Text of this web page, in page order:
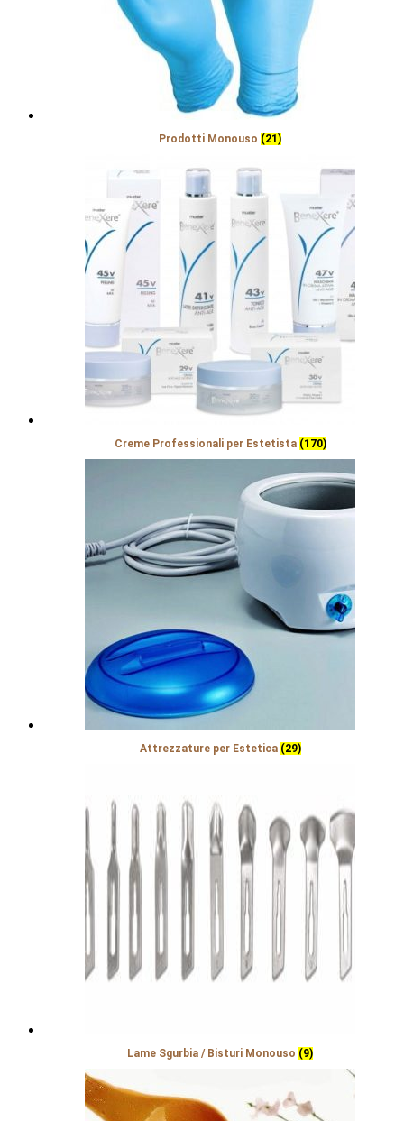
Prodotti Monouso (21)
Creme Professionali per Estetista (170)
Attrezzature per Estetica (29)
Lame Sgurbia / Bisturi Monouso (9)